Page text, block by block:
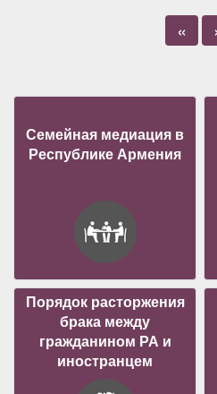
«
Семейная медиация в
Республике Армения
Порядок расторжения
брака между
гражданином РА и
иностранцем